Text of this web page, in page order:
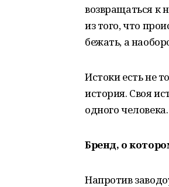
возвращаться к
из того, что
бежать, а
Истоки есть не
история. Своя
одного человека.
Бренд, о
Напротив